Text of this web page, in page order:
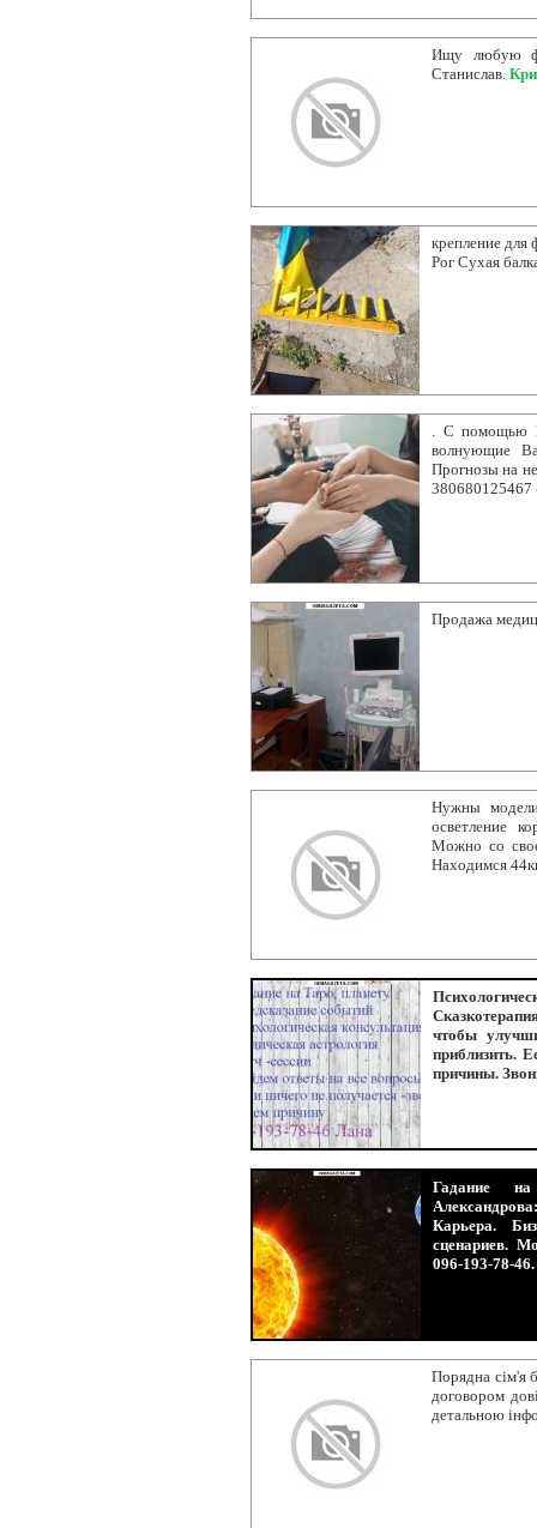
Ищу любую
Станислав.
крепление для
Рог Сухая
. С помощью
волнующие
Прогнозы на
Продажа
Нужны
осветление
Можно со
Находимся
чтобы
приблизить.
причины.
Гадание
Карьера.
сценариев.
096-193-78-46.
Порядна сім'я
договором
детальною